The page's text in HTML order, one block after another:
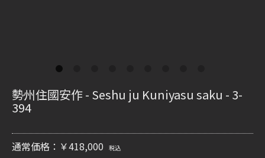
勢州住國安作 - Seshu ju Kuniyasu saku - 3-
394
通常価格：￥418,000 税込